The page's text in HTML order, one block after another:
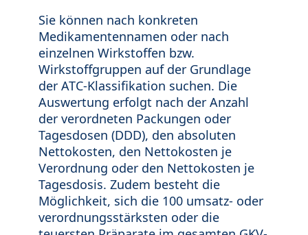
Sie können nach konkreten
Medikamentennamen oder nach
einzelnen Wirkstoffen bzw.
Wirkstoffgruppen auf der Grundlage
der ATC-Klassifikation suchen. Die
Auswertung erfolgt nach der Anzahl
der verordneten Packungen oder
Tagesdosen (DDD), den absoluten
Nettokosten, den Nettokosten je
Verordnung oder den Nettokosten je
Tagesdosis. Zudem besteht die
Möglichkeit, sich die 100 umsatz- oder
verordnungsstärksten oder die